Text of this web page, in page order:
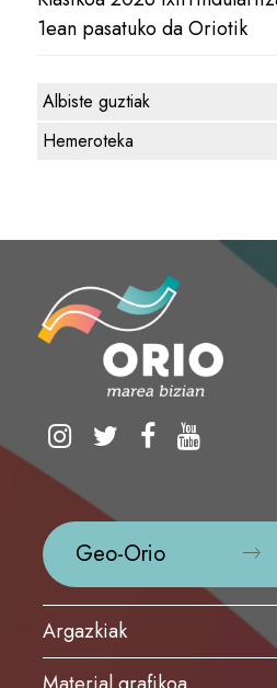
1ean pasatuko da Oriotik
Albiste guztiak
Hemeroteka
Geo-Orio
Argazkiak